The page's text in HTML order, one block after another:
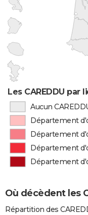
Les CAREDDU par
Aucun
Département
Département
Département
Département
Où décèdent les
Répartition des